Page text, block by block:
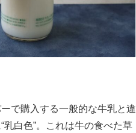
で購入する一般的な牛乳と違
乳白色”。これは牛の食べた草